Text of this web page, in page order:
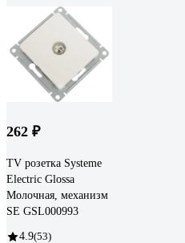
262 ₽
TV розетка Systeme
Electric Glossa
Молочная, механизм
SE GSL000993
4.9(53)